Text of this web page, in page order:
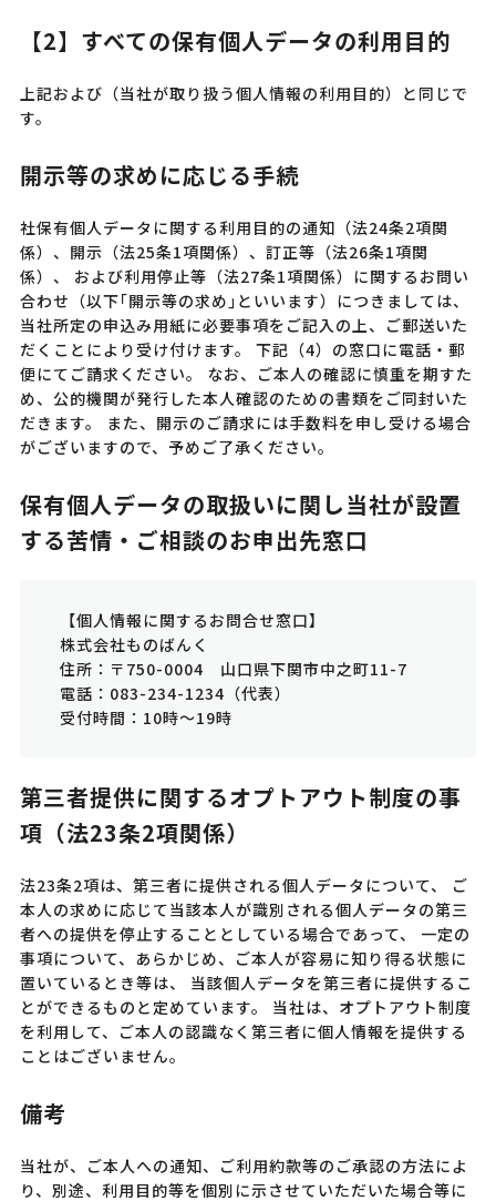
【2】すべての保有個人データの利用目的
上記および（当社が取り扱う個人情報の利用目的）と同じで
す。
開示等の求めに応じる手続
社保有個人データに関する利用目的の通知（法24条2項関
係）、開示（法25条1項関係）、訂正等（法26条1項関
係）、 および利用停止等（法27条1項関係）に関するお問い
合わせ（以下｢開示等の求め｣といいます）につきましては、
当社所定の申込み用紙に必要事項をご記入の上、ご郵送いた
だくことにより受け付けます。 下記（4）の窓口に電話・郵
便にてご請求ください。 なお、ご本人の確認に慎重を期すた
め、公的機関が発行した本人確認のための書類をご同封いた
だきます。 また、開示のご請求には手数料を申し受ける場合
がございますので、予めご了承ください。
保有個人データの取扱いに関し当社が設置
する苦情・ご相談のお申出先窓口
【個人情報に関するお問合せ窓口】
株式会社ものばんく
住所：〒750-0004 山口県下関市中之町11-7
電話：083-234-1234（代表）
受付時間：10時～19時
第三者提供に関するオプトアウト制度の事
項（法23条2項関係）
法23条2項は、第三者に提供される個人データについて、 ご
本人の求めに応じて当該本人が識別される個人データの第三
者への提供を停止することとしている場合であって、 一定の
事項について、あらかじめ、ご本人が容易に知り得る状態に
置いているとき等は、 当該個人データを第三者に提供するこ
とができるものと定めています。 当社は、オプトアウト制度
を利用して、ご本人の認識なく第三者に個人情報を提供する
ことはございません。
備考
当社が、ご本人への通知、ご利用約款等のご承認の方法によ
り、別途、利用目的等を個別に示させていただいた場合等に